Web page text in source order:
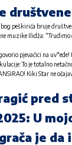
peškirića bruje
muzike Ilidža:
pjevačici na
To je totalno netačno
Kiki Star ne
pred
U
je da